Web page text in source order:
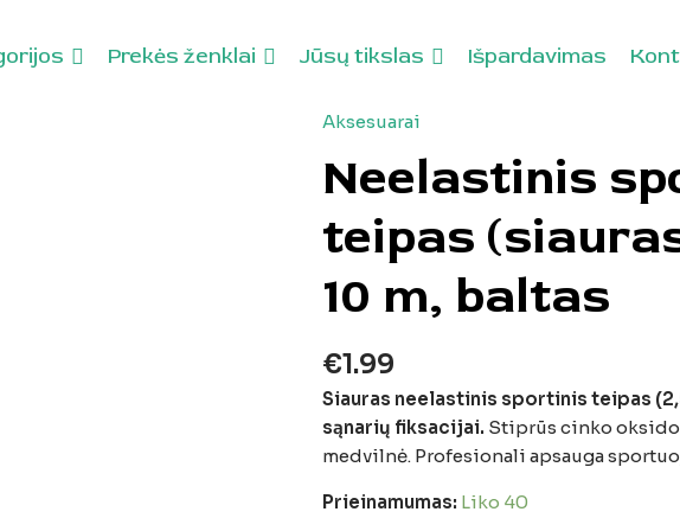
Prekės ženklai Jūsų tikslas Išpardavimas
Aksesuarai
Neelastinis
teipas
10 m, baltas
€1.99
Siauras neelastinis sportinis teipas
sąnarių fiksacijai. Stiprūs cinko oksido
medvilnė. Profesionali apsauga
Prieinamumas: Liko 40
produkto
Neelastinis
teipas
(siauras),
2,5
x
10
m,
baltas
Current